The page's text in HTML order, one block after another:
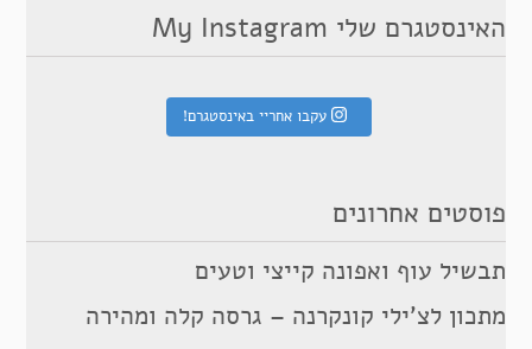
האינסטגרם שלי My Instagram
עקבו אחריי באינסטגרם!
פוסטים אחרונים
תבשיל עוף ואפונה קייצי וטעים
מתכון לצ’ילי קונקרנה – גרסה קלה ומהירה